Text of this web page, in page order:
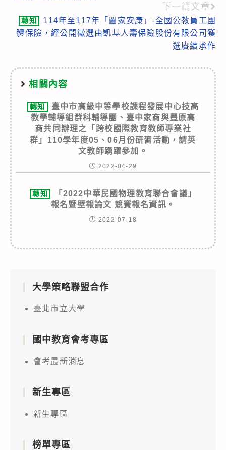
下一篇文章
轉知
114年至117年「闔家安康」-全國公教員工團
體保險，經公開徵選由凱基人壽保險股份有限公司獲
選賡續承作
相關內容
轉知
臺中巿高級中等學校課程發展中心技高
教學輔導組群科輔導團、臺中家商與豐原高
商共同辦理之「跨校國際教育教師專業社
群」110學年度05、06月份研習活動，請英
文教師踴躍參加。
2022-04-29
轉知
「2022中華民國物理教育聯合會議」
報名暨壁報論文 競賽報名資訊。
2022-07-18
大學策略聯盟合作
臺北市立大學
國中教育會考專區
會考最新消息
新生專區
新生專區
榜單專區